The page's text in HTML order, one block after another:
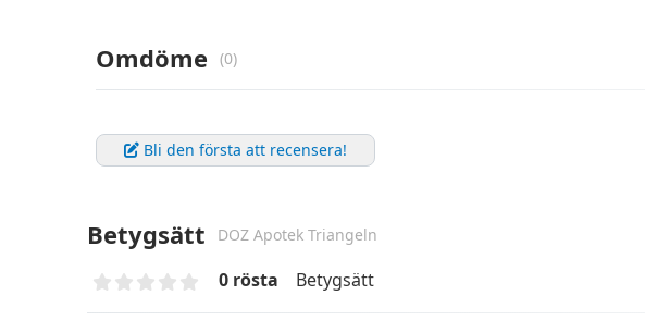
Omdöme (0)
Bli den första att recensera!
Betygsätt DOZ Apotek Triangeln
Betygsätt
0 rösta